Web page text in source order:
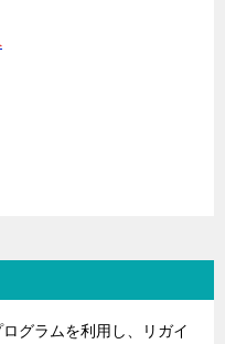
グラムを利用し、リガイ